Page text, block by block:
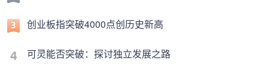
创业板指突破4000点创历史新高
可灵能否突破：探讨独立发展之路